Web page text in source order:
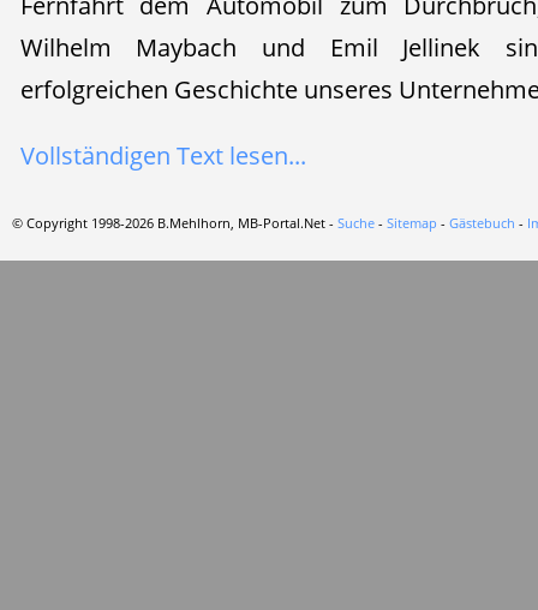
Wilhelm Maybach und Emil Jellinek
erfolgreichen Geschichte unseres
Vollständigen Text lesen...
© Copyright 1998-2026 B.Mehlhorn, MB-Portal.Net - Suche - Sitemap - Gästebuch -